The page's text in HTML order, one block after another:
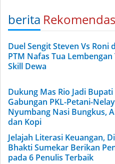
berita
Duel Sengit Steven Vs Roni
PTM Nafas Tua
Skill Dewa
Dukung Mas Rio Jadi
Gabungan PKL-Petani-
Nyumbang Nasi Bungkus,
dan Kopi
Jelajah Literasi Keuangan,
Bhakti Sumekar Berikan
pada 6 Penulis Terbaik